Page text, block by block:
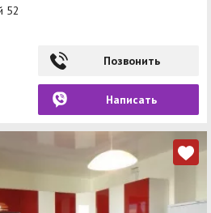
52
Позвонить
Написать